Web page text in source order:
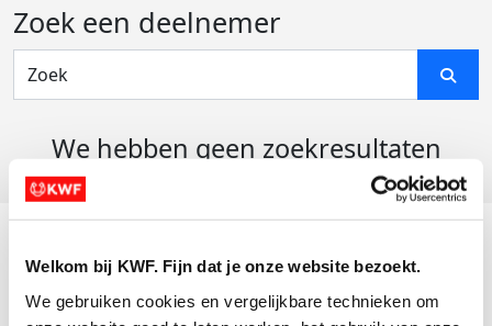
Welkom bij KWF. Fijn dat je onze website bezoekt.
We gebruiken cookies en vergelijkbare technieken om
Zoek een deelnemer
We hebben geen zoekresultaten
Actiematerialen
Evenementen